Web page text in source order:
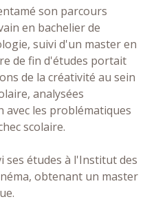
son parcours
en bachelier de
suivi d'un master en
de fin d'études portait
de la créativité au sein
analysées
les problématiques
scolaire.
ses études à l'Institut des
obtenant un master